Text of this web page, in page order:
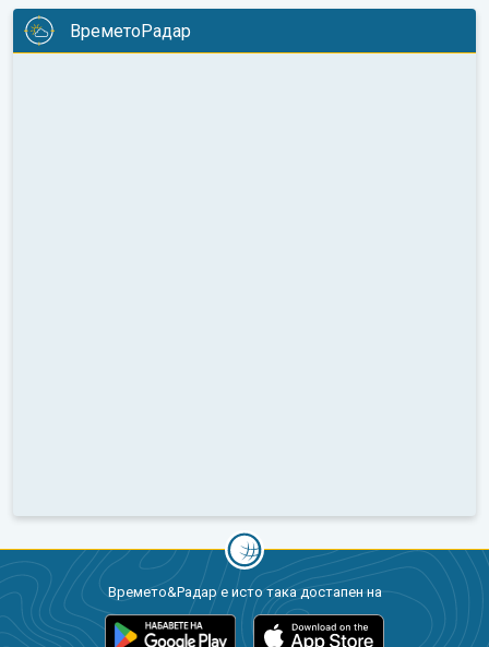
ВреметоРадар
Времето&Радар е исто така достапен на